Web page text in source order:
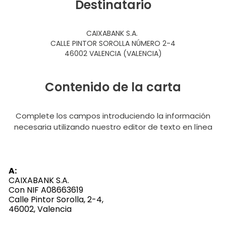
Destinatario
CAIXABANK S.A.
CALLE PINTOR SOROLLA NÚMERO 2-4
46002 VALENCIA (VALENCIA)
Contenido de la carta
Complete los campos introduciendo la información
necesaria utilizando nuestro editor de texto en línea
A:
CAIXABANK S.A.
Con NIF A08663619
Calle Pintor Sorolla, 2-4,
46002, Valencia